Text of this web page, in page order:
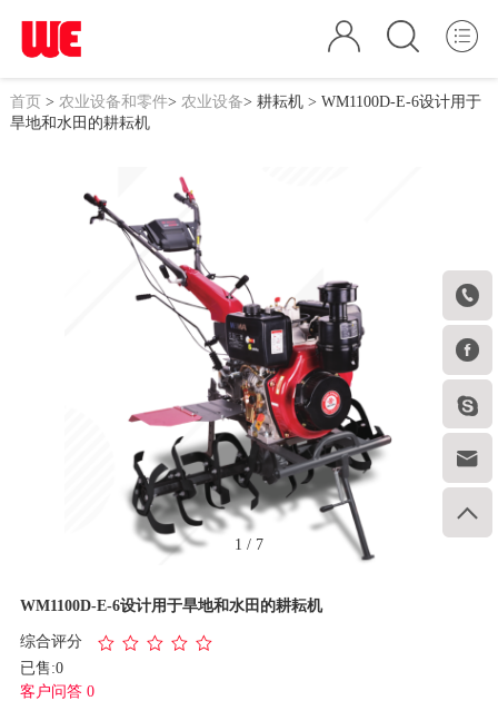





首页> 农业设备和零件> 农业设备> 耕耘机> WM1100D-E-6设计用于
旱地和水田的耕耘机
1 / 7
WM1100D-E-6设计用于旱地和水田的耕耘机
综合评分
已售:0
客户问答 0